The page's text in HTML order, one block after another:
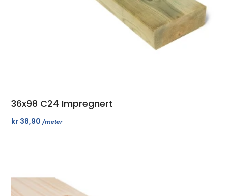
36x98 C24 Impregnert
kr 38,90 /meter